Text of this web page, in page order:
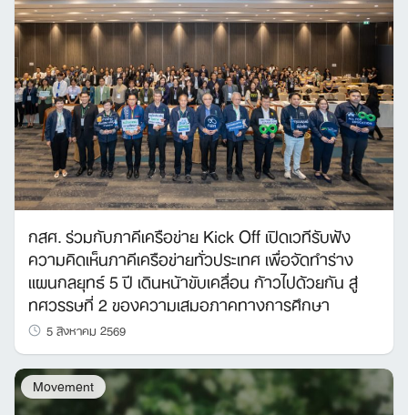
กสศ. ร่วมกับภาคีเครือข่าย Kick Off เปิดเวทีรับฟัง
ความคิดเห็นภาคีเครือข่ายทั่วประเทศ เพื่อจัดทำร่าง
แผนกลยุทธ์ 5 ปี เดินหน้าขับเคลื่อน ก้าวไปด้วยกัน สู่
ทศวรรษที่ 2 ของความเสมอภาคทางการศึกษา
5 สิงหาคม 2569
Movement